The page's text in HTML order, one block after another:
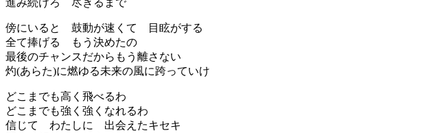
進み続けろ 尽きるまで
傍にいると 鼓動が速くて 目眩がする
全て捧げる もう決めたの
最後のチャンスだからもう離さない
灼(あらた)に燃ゆる未来の風に跨っていけ
どこまでも高く飛べるわ
どこまでも強く強くなれるわ
信じて わたしに 出会えたキセキ